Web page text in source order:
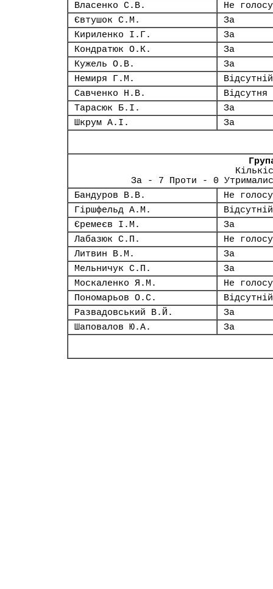
Власенко С.В.
Не
Євтушок С.М.
За
Кириленко І.Г.
За
Кондратюк О.К.
За
Кужель О.В.
За
Немиря Г.М.
Відсутній
Савченко Н.В.
Відсутня
Тарасюк Б.І.
За
Шкрум А.І.
За
За - 7 Проти - 0
Бандуров В.В.
Не
Гіршфельд А.М.
Відсутній
Єремеєв І.М.
За
Лабазюк С.П.
Не
Литвин В.М.
За
Мельничук С.П.
За
Москаленко Я.М.
Не
Пономарьов О.С.
Відсутній
Развадовський В.Й.
За
Шаповалов Ю.А.
За